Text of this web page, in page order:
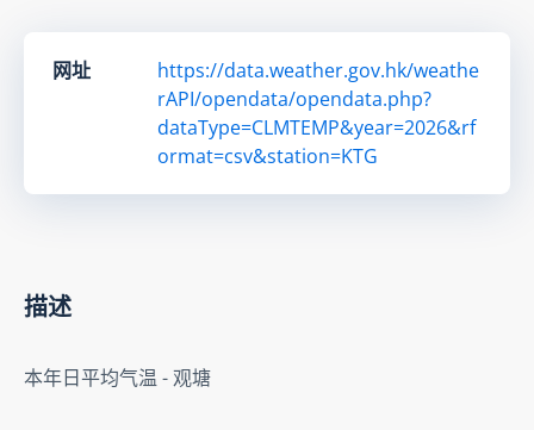
网址
https://data.weather.gov.hk/weathe
rAPI/opendata/opendata.php?
dataType=CLMTEMP&year=2026&rf
ormat=csv&station=KTG
描述
本年日平均气温 - 观塘